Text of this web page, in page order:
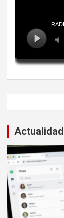
Actualidad